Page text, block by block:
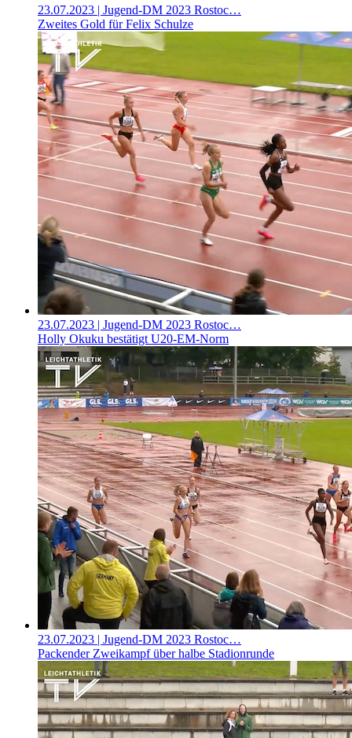
23.07.2023 | Jugend-DM 2023 Rostoc…
Zweites Gold für Felix Schulze
23.07.2023 | Jugend-DM 2023 Rostoc…
Holly Okuku bestätigt U20-EM-Norm
23.07.2023 | Jugend-DM 2023 Rostoc…
Packender Zweikampf über halbe Stadionrunde